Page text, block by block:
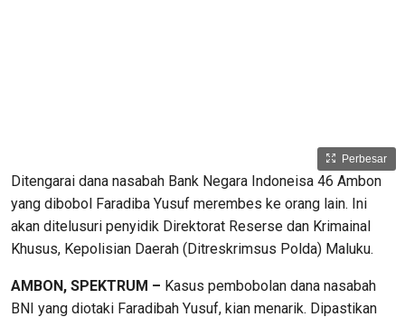
Perbesar
Ditengarai dana nasabah Bank Negara Indoneisa 46 Ambon
yang dibobol Faradiba Yusuf merembes ke orang lain. Ini
akan ditelusuri penyidik Direktorat Reserse dan Krimainal
Khusus, Kepolisian Daerah (Ditreskrimsus Polda) Maluku.
AMBON, SPEKTRUM – Kasus pembobolan dana nasabah
BNI yang diotaki Faradibah Yusuf, kian menarik. Dipastikan